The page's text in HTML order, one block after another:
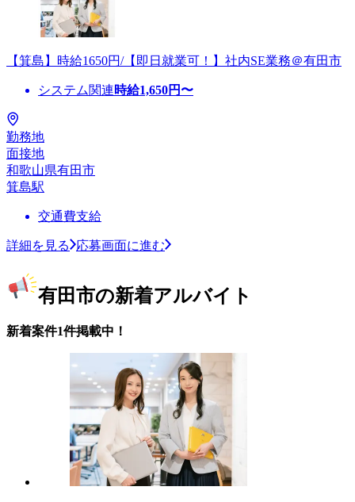
【箕島】時給1650円/【即日就業可！】社内SE業務＠有田市
システム関連時給1,650円〜
勤務地
面接地
和歌山県有田市
箕島駅
交通費支給
詳細を見る 応募画面に進む
有田市の新着アルバイト
新着案件1件掲載中！